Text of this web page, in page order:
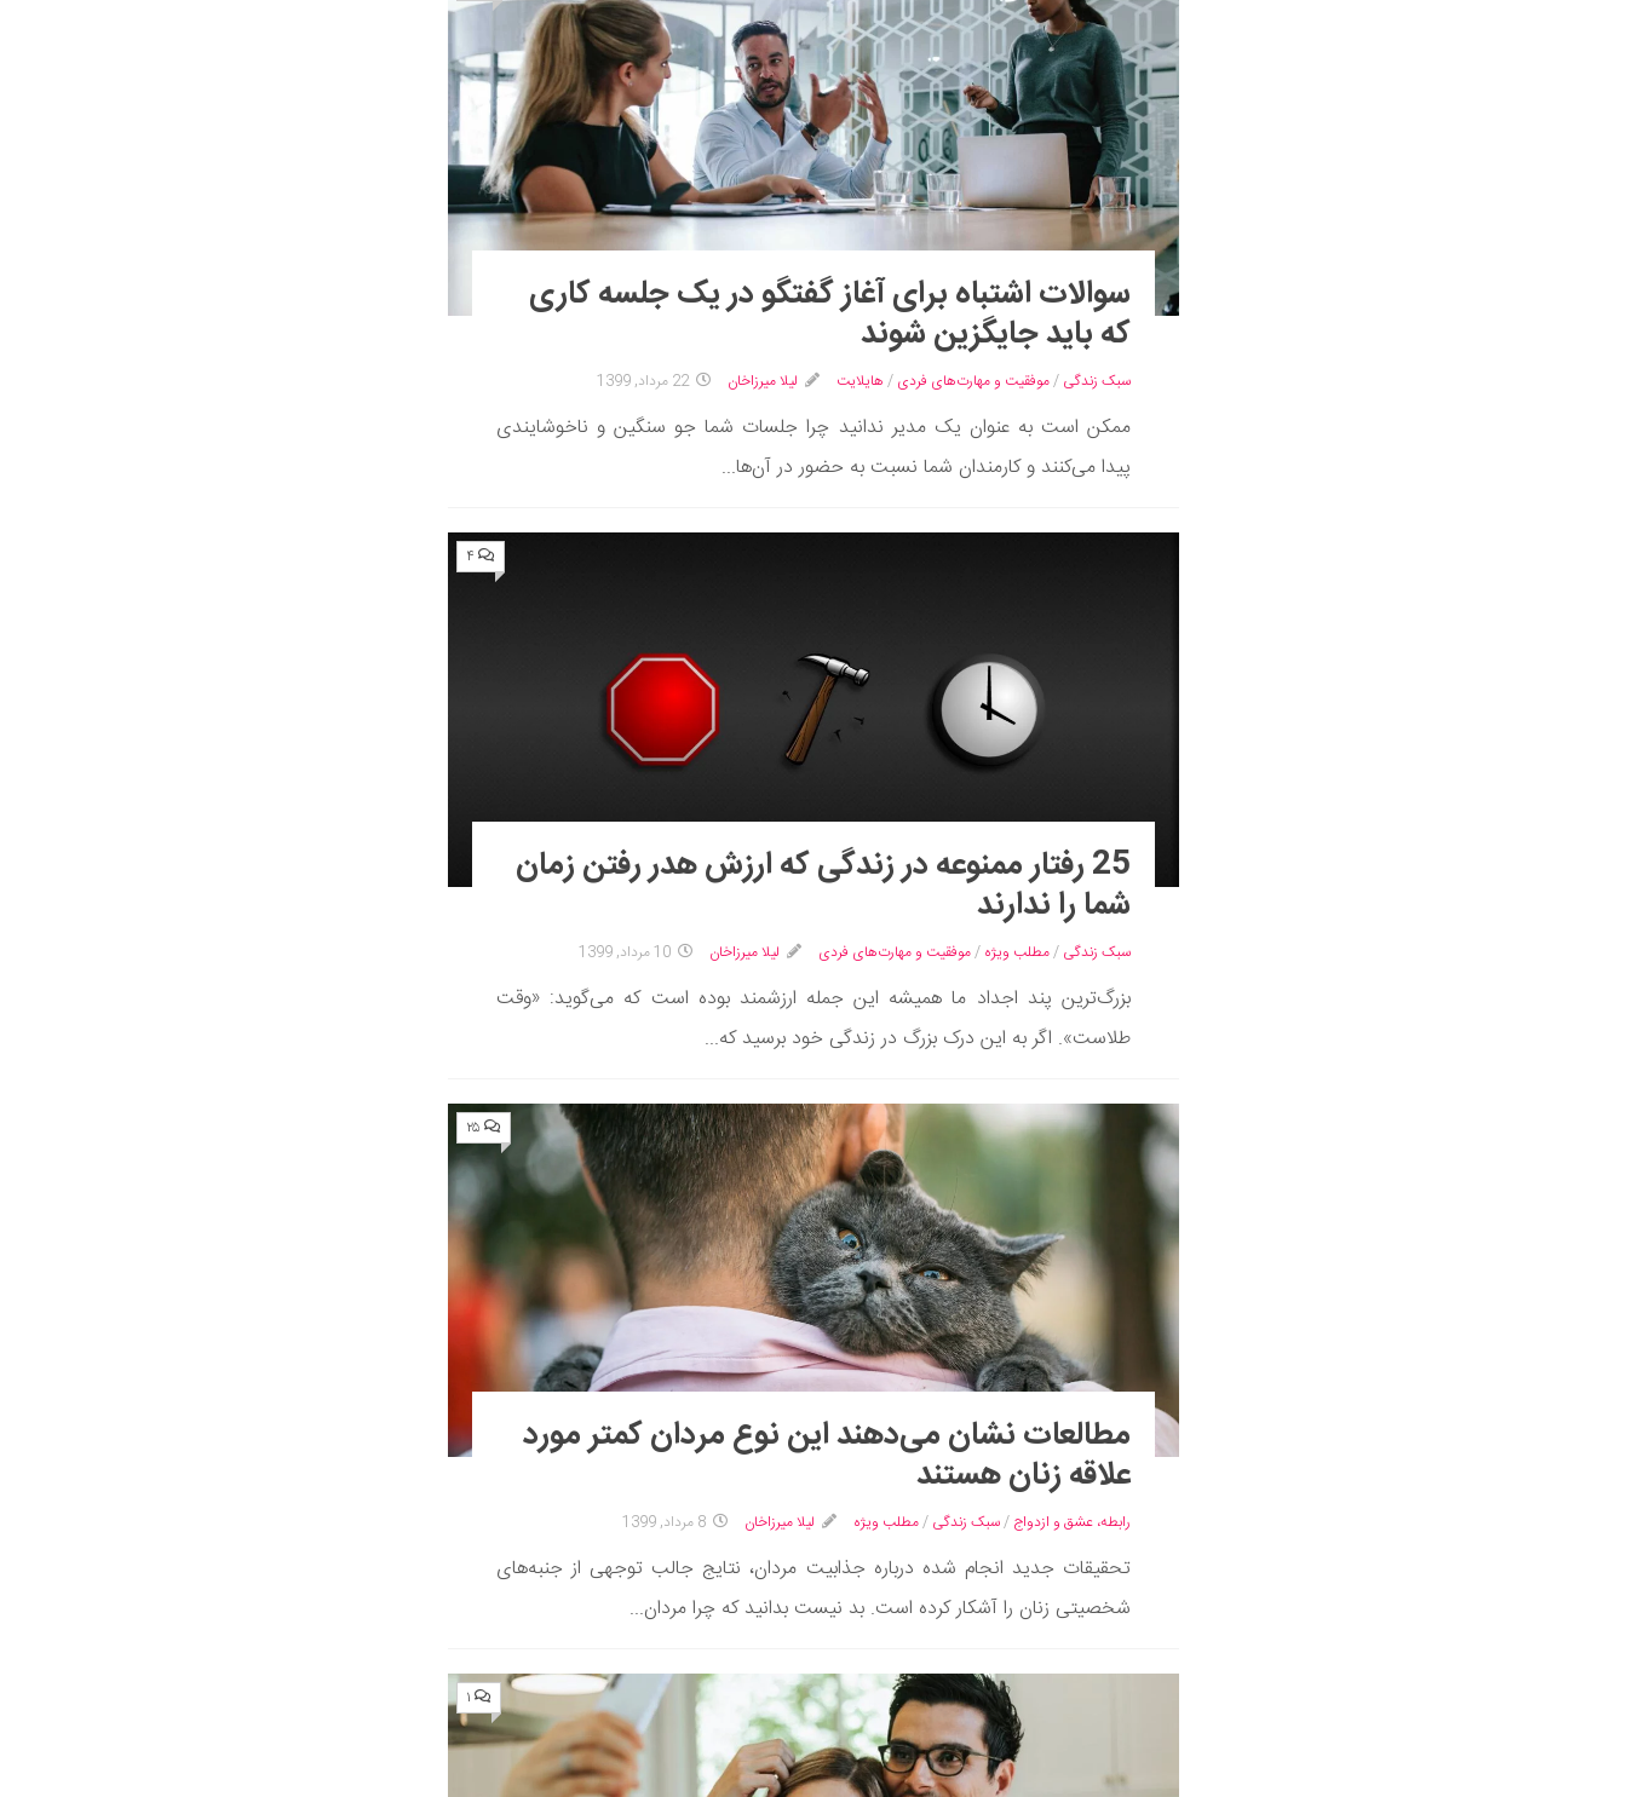
سوالات اشتباه برای آغاز گفتگو در یک جلسه کاری
که باید جایگزین شوند
سبک زندگی /موفقیت و مهارت‌های فردی / هایلایت لیلا میرزاخان 22 مرداد, 1399
ممکن است به عنوان یک مدیر ندانید چرا جلسات شما جو سنگین و ناخوشایندی
پیدا می‌کنند و کارمندان شما نسبت به حضور در آن‌ها...
۴
25 رفتار ممنوعه در زندگی که ارزش هدر رفتن زمان
شما را ندارند
سبک زندگی /مطلب ویژه /موفقیت و مهارت‌های فردی لیلا میرزاخان 10 مرداد, 1399
بزرگ‌ترین پند اجداد ما همیشه این جمله ارزشمند بوده است که می‌گوید: «وقت
طلاست». اگر به این درک بزرگ در زندگی خود برسید که...
۲۵
مطالعات نشان می‌دهند این نوع مردان کمتر مورد
علاقه زنان هستند
رابطه، عشق و ازدواج /سبک زندگی /مطلب ویژه لیلا میرزاخان 8 مرداد, 1399
تحقیقات جدید انجام شده درباره جذابیت مردان، نتایج جالب توجهی از جنبه‌های
شخصیتی زنان را آشکار کرده است. بد نیست بدانید که چرا مردان...
۱